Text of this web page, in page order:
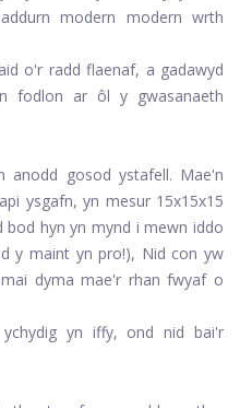
modern modern wrth
o'r radd flaenaf, a gadawyd
fodlon ar ôl y gwasanaeth
anodd gosod ystafell. Mae'n
ysgafn, yn mesur 15x15x15
bod hyn yn mynd i mewn iddo
y maint yn pro!), Nid con yw
dyma mae'r rhan fwyaf o
yn iffy, ond nid bai'r